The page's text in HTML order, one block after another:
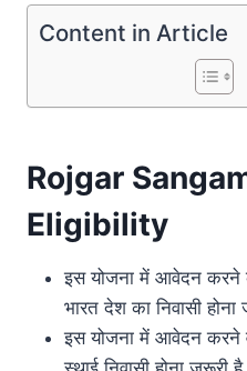
Content in Article
Rojgar
Eligibility
इस योजना में आवेदन करने
भारत देश का निवासी
इस योजना में आवेदन करने